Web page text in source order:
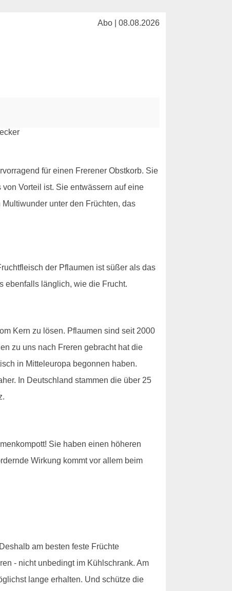
Abo | 08.08.2026
für einen Frerener Obstkorb. Sie
Vorteil ist. Sie entwässern auf eine
unter den Früchten, das
der Pflaumen ist süßer als das
ebenfalls länglich, wie die Frucht.
Kern zu lösen. Pflaumen sind seit 2000
zu uns nach Freren gebracht hat die
in Mitteleuropa begonnen haben.
In Deutschland stammen die über 25
Sie haben einen höheren
Wirkung kommt vor allem beim
am besten feste Früchte
- nicht unbedingt im Kühlschrank. Am
lange erhalten. Und schütze die